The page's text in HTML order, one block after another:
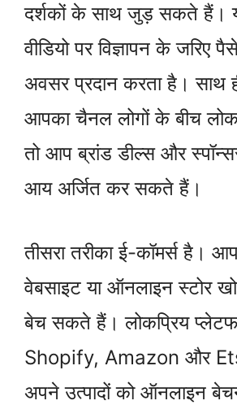
दर्शकों के साथ जुड़ सकते
वीडियो पर विज्ञापन के जरिए
अवसर प्रदान करता है। साथ
आपका चैनल लोगों के बीच
तो आप ब्रांड डील्स और
आय अर्जित कर सकते हैं।
तीसरा तरीका ई-कॉमर्स है।
वेबसाइट या ऑनलाइन स्टोर
बेच सकते हैं। लोकप्रिय
Shopify, Amazon और
अपने उत्पादों को ऑनलाइन